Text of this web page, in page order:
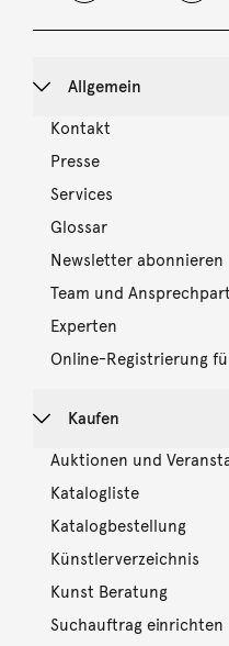
Allgemein
Kontakt
Presse
Services
Glossar
Newsletter abonnieren
Team und
Experten
Online-Registrierung
Kaufen
Auktionen und
Katalogliste
Katalogbestellung
Künstlerverzeichnis
Kunst Beratung
Suchauftrag einrichten